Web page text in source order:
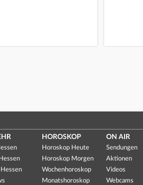
HOROSKOP
Horoskop Heute
Horoskop Morgen
Wochenhoroskop
Monatshoroskop
ON AIR
Sendungen
Aktionen
Videos
Webcams